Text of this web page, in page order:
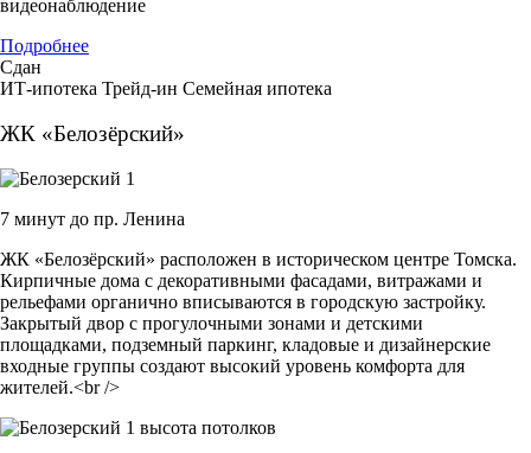
видеонаблюдение
Подробнее
Сдан
ИТ-ипотека Трейд-ин Семейная ипотека
ЖК «Белозёрский»
7 минут до пр. Ленина
ЖК «Белозёрский» расположен в историческом центре Томска.
Кирпичные дома с декоративными фасадами, витражами и
рельефами органично вписываются в городскую застройку.
Закрытый двор с прогулочными зонами и детскими
площадками, подземный паркинг, кладовые и дизайнерские
входные группы создают высокий уровень комфорта для
жителей.<br />